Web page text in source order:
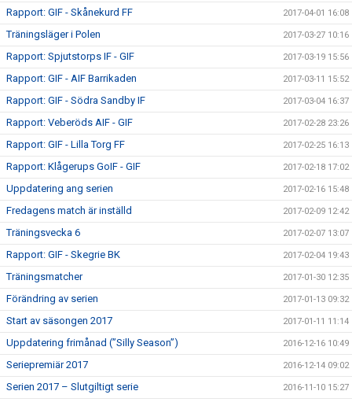
Rapport: GIF - Skånekurd FF 2017-04-01 16:08
Träningsläger i Polen 2017-03-27 10:16
Rapport: Spjutstorps IF - GIF 2017-03-19 15:56
Rapport: GIF - AIF Barrikaden 2017-03-11 15:52
Rapport: GIF - Södra Sandby IF 2017-03-04 16:37
Rapport: Veberöds AIF - GIF 2017-02-28 23:26
Rapport: GIF - Lilla Torg FF 2017-02-25 16:13
Rapport: Klågerups GoIF - GIF 2017-02-18 17:02
Uppdatering ang serien 2017-02-16 15:48
Fredagens match är inställd 2017-02-09 12:42
Träningsvecka 6 2017-02-07 13:07
Rapport: GIF - Skegrie BK 2017-02-04 19:43
Träningsmatcher 2017-01-30 12:35
Förändring av serien 2017-01-13 09:32
Start av säsongen 2017 2017-01-11 11:14
Uppdatering frimånad (”Silly Season”) 2016-12-16 10:49
Seriepremiär 2017 2016-12-14 09:02
Serien 2017 – Slutgiltigt serie 2016-11-10 15:27